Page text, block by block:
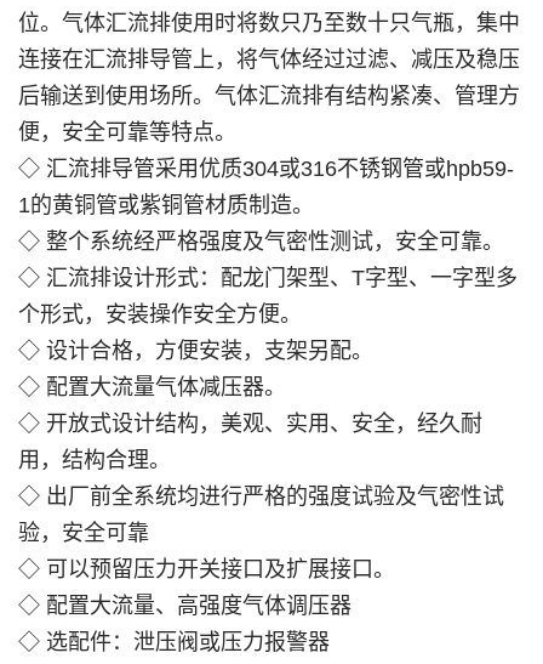
位。气体汇流排使用时将数只乃至数十只气瓶，集中
连接在汇流排导管上，将气体经过过滤、减压及稳压
后输送到使用场所。气体汇流排有结构紧凑、管理方
便，安全可靠等特点。
◇ 汇流排导管采用优质304或316不锈钢管或hpb59-
1的黄铜管或紫铜管材质制造。
◇ 整个系统经严格强度及气密性测试，安全可靠。
◇ 汇流排设计形式：配龙门架型、T字型、一字型多
个形式，安装操作安全方便。
◇ 设计合格，方便安装，支架另配。
◇ 配置大流量气体减压器。
◇ 开放式设计结构，美观、实用、安全，经久耐
用，结构合理。
◇ 出厂前全系统均进行严格的强度试验及气密性试
验，安全可靠
◇ 可以预留压力开关接口及扩展接口。
◇ 配置大流量、高强度气体调压器
◇ 选配件：泄压阀或压力报警器